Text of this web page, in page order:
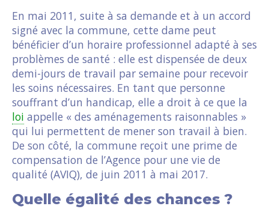
En mai 2011, suite à sa demande et à un accord
signé avec la commune, cette dame peut
bénéficier d’un horaire professionnel adapté à ses
problèmes de santé : elle est dispensée de deux
demi-jours de travail par semaine pour recevoir
les soins nécessaires. En tant que personne
souffrant d’un handicap, elle a droit à ce que la
loi appelle « des aménagements raisonnables »
qui lui permettent de mener son travail à bien.
De son côté, la commune reçoit une prime de
compensation de l’Agence pour une vie de
qualité (AVIQ), de juin 2011 à mai 2017.
Quelle égalité des chances ?